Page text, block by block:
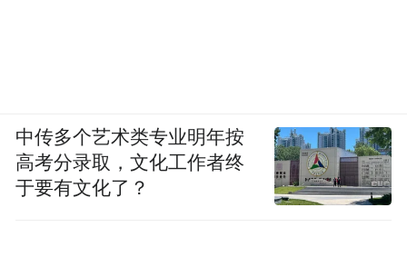
中传多个艺术类专业明年按
高考分录取，文化工作者终
于要有文化了？